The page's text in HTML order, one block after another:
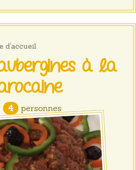
d'accueil
à la
4 personnes